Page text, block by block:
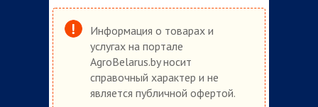
Информация о товарах и
услугах на портале
AgroBelarus.by носит
справочный характер и не
является публичной офертой.